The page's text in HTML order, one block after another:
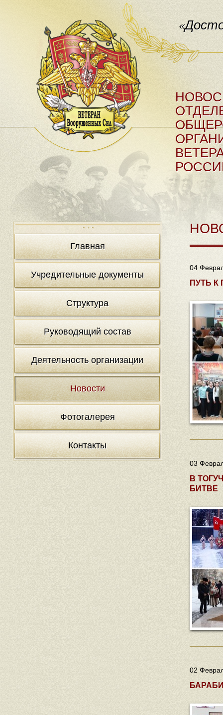
Главная
Учредительные документы
Структура
Руководящий состав
Деятельность организации
Новости
Фотогалерея
Контакты
04
ПУТЬ К
03
В
БИТВЕ
02